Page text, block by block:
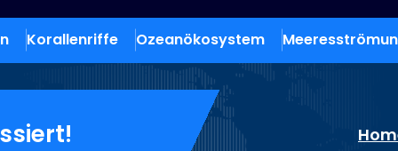
Korallenriffe Ozeanökosystem